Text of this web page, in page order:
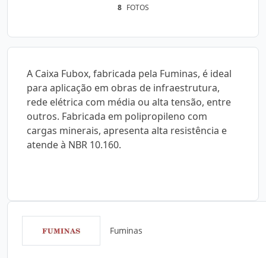
8 FOTOS
A Caixa Fubox, fabricada pela Fuminas, é ideal
para aplicação em obras de infraestrutura,
rede elétrica com média ou alta tensão, entre
outros. Fabricada em polipropileno com
cargas minerais, apresenta alta resistência e
atende à NBR 10.160.
Fuminas
Catálogos para Download